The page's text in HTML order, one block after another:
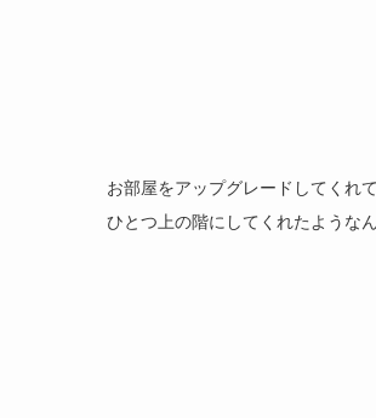
お部屋をアップグレードしてくれて
ひとつ上の階にしてくれたような